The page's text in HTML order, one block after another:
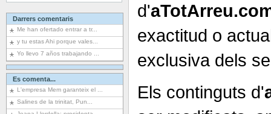
Darrers comentaris
Me han ofertado entrar a tr...
y tu estas Ahi porque vales...
Yo llevo 7 años trabajando ...
Es comenta...
L'empresa Mem garanteix el ...
Salines de la trinitat, Pun...
d'
exactitud o
exclusiva dels
Els continguts d'